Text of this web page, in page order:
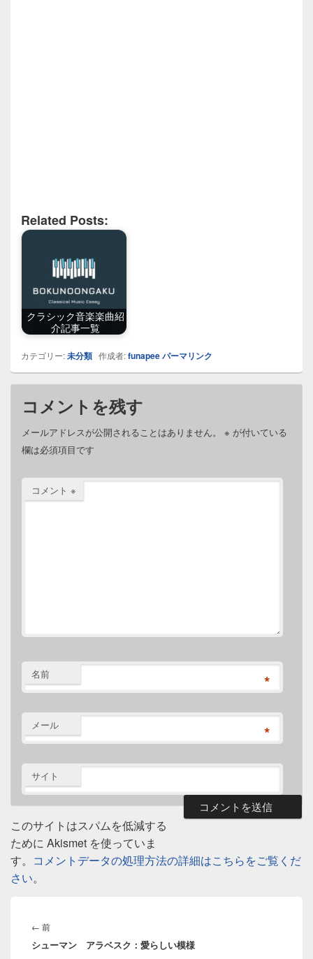
Related Posts:
クラシック音楽楽曲紹
介記事一覧
カテゴリー:未分類 作成者:funapeeパーマリンク
コメントを残す
メールアドレスが公開されることはありません。 ※ が付いている
欄は必須項目です
コメント ※
名前 *
メール *
サイト
このサイトはスパムを低減する
ために Akismet を使っていま
す。 コメントデータの処理方法の詳細はこちらをご覧くだ
さい。
稿
ナ
← 前前
の
シューマン アラベスク：愛らしい模様